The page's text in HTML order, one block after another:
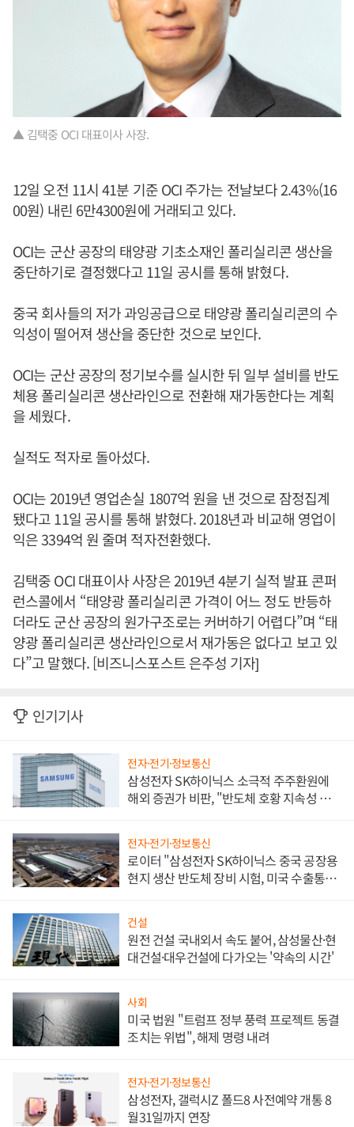
▲ 김택중 OCI 대표이사 사장.
12일 오전 11시 41분 기준 OCI 주가는 전날보다 2.43%(16
00원) 내린 6만4300원에 거래되고 있다.
OCI는 군산 공장의 태양광 기초소재인 폴리실리콘 생산을
중단하기로 결정했다고 11일 공시를 통해 밝혔다.
중국 회사들의 저가 과잉공급으로 태양광 폴리실리콘의 수
익성이 떨어져 생산을 중단한 것으로 보인다.
OCI는 군산 공장의 정기보수를 실시한 뒤 일부 설비를 반도
체용 폴리실리콘 생산라인으로 전환해 재가동한다는 계획
을 세웠다.
실적도 적자로 돌아섰다.
OCI는 2019년 영업손실 1807억 원을 낸 것으로 잠정집계
됐다고 11일 공시를 통해 밝혔다. 2018년과 비교해 영업이
익은 3394억 원 줄며 적자전환했다.
김택중 OCI 대표이사 사장은 2019년 4분기 실적 발표 콘퍼
런스콜에서 “태양광 폴리실리콘 가격이 어느 정도 반등하
더라도 군산 공장의 원가구조로는 커버하기 어렵다”며 “태
양광 폴리실리콘 생산라인으로서 재가동은 없다고 보고 있
다”고 말했다. [비즈니스포스트 은주성 기자]
인기기사
전자·전기·정보통신
삼성전자 SK하이닉스 소극적 주주환원에
해외 증권가 비판, "반도체 호황 지속성 의
전자·전기·정보통신
로이터 "삼성전자 SK하이닉스 중국 공장용
현지 생산 반도체 장비 시험, 미국 수출통제
건설
원전 건설 국내외서 속도 붙어, 삼성물산·현
대건설·대우건설에 다가오는 '약속의 시간'
사회
미국 법원 "트럼프 정부 풍력 프로젝트 동결
조치는 위법", 해제 명령 내려
전자·전기·정보통신
삼성전자, 갤럭시Z 폴드8 사전예약 개통 8
월31일까지 연장